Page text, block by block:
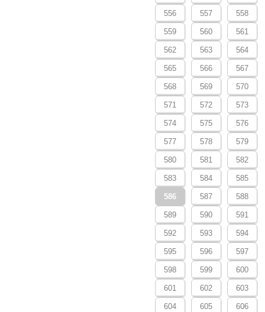
556 557 558
559 560 561
562 563 564
565 566 567
568 569 570
571 572 573
574 575 576
577 578 579
580 581 582
583 584 585
586 587 588
589 590 591
592 593 594
595 596 597
598 599 600
601 602 603
604 605 606